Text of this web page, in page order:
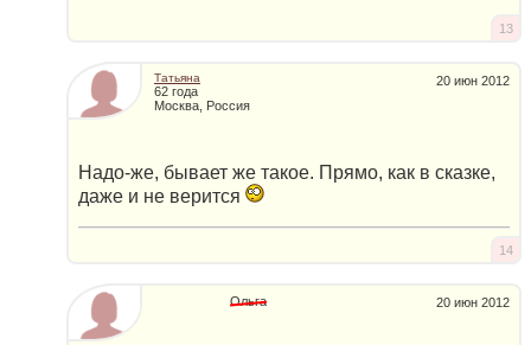
13
20 июн 2012
Татьяна
62 года
Москва, Россия
Надо-же, бывает же такое. Прямо, как в сказке,
даже и не верится
14
20 июн 2012
Ольга